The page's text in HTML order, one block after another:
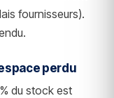
fournisseurs).
perdu
du stock est